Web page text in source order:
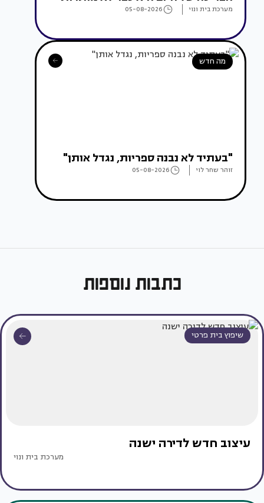
מערכת בית ונוי 05-08-2026
מה חדש
"בעתיד לא נבנה ספריות, נגדל אותן"
זוהר שחר לוי 05-08-2026
כתבות נוספות
שיפוץ בית פרטי
עיצוב חדש לדירה ישנה
מערכת בית ונוי